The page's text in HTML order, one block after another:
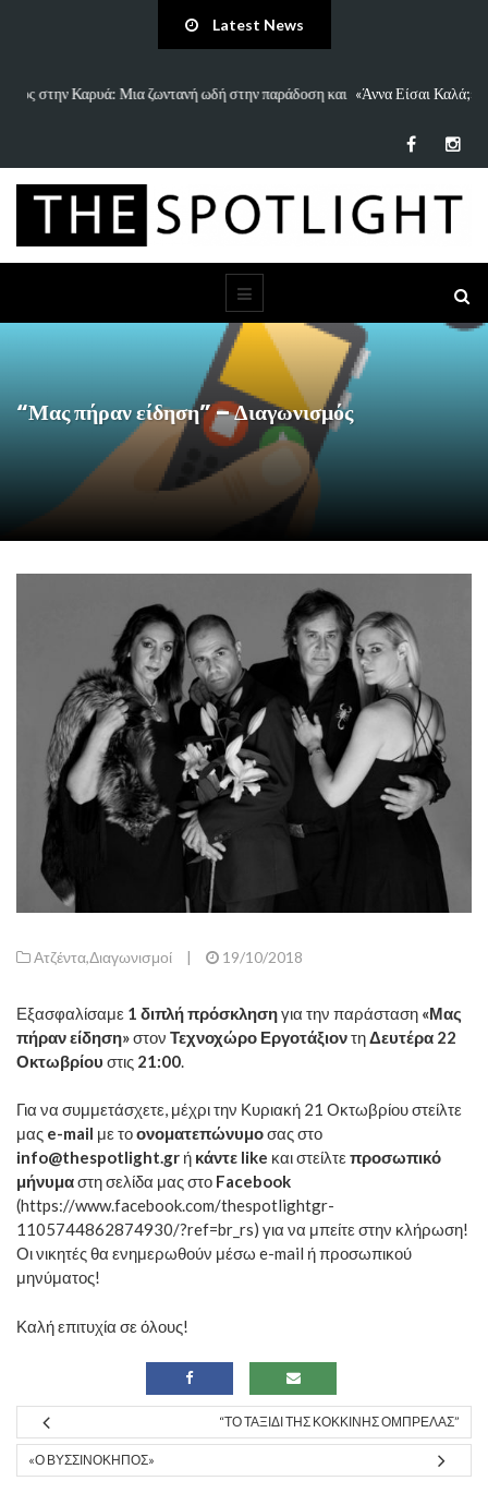
Latest News
«Άννα Είσαι Καλά;»: Το νέο τραγούδι του Δημήτρη Πανανάκη που σπάει
“Μας πήραν είδηση” – Διαγωνισμός
Ατζέντα,Διαγωνισμοί | 19/10/2018
Εξασφαλίσαμε 1 διπλή πρόσκλησηγια την παράσταση «Μας
πήραν είδηση»στον Τεχνοχώρο ΕργοτάξιοντηΔευτέρα 22
Οκτωβρίου στις 21:00.
Για να συμμετάσχετε, μέχρι την Κυριακή 21 Οκτωβρίου στείλτε
μας e-mail με τοονοματεπώνυμοσας στο
info@thespotlight.gr ή κάντε like και στείλτεπροσωπικό
μήνυμαστη σελίδα μας στο Facebook
(https://www.facebook.com/thespotlightgr-
1105744862874930/?ref=br_rs) για να μπείτε στην κλήρωση!
Οι νικητές θα ενημερωθούν μέσω e-mail ή προσωπικού
μηνύματος!
Καλή επιτυχία σε όλους!
“ΤΟ ΤΑΞΊΔΙ ΤΗΣ ΚΌΚΚΙΝΗΣ ΟΜΠΡΈΛΑΣ”
«Ο ΒΥΣΣΙΝΌΚΗΠΟΣ»